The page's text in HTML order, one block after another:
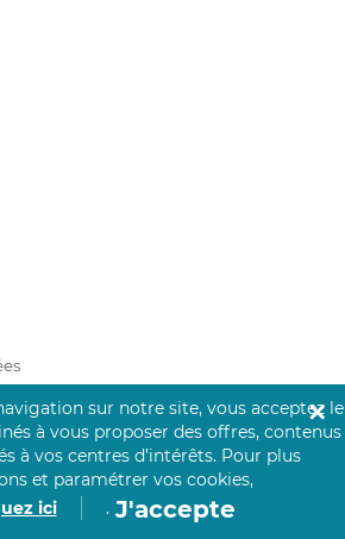
sur notre site, vous acceptez le
à vous proposer des offres, contenus
à vos centres d’intérêts. Pour plus
et paramétrer vos cookies,
ici
. J'accepte
✕